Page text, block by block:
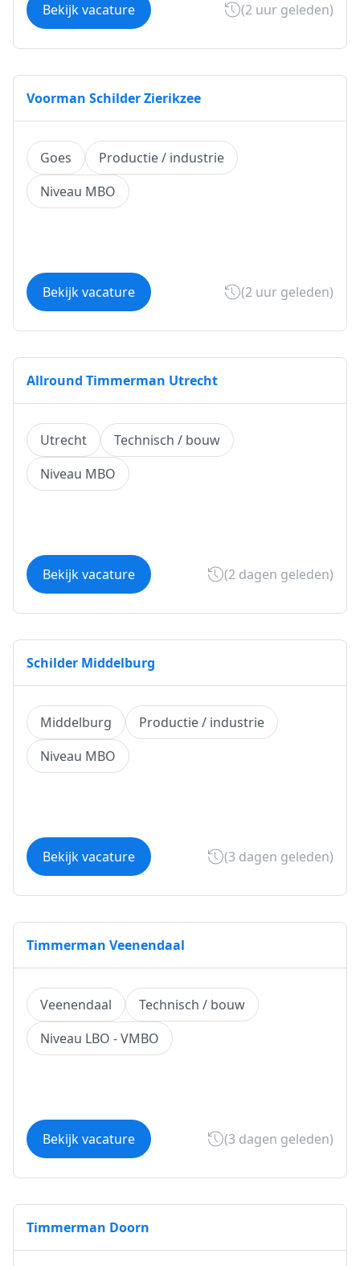
Bekijk vacature (2 uur geleden)
Voorman Schilder Zierikzee
Goes
Productie / industrie
Niveau MBO
Bekijk vacature (2 uur geleden)
Allround Timmerman Utrecht
Utrecht
Technisch / bouw
Niveau MBO
Bekijk vacature (2 dagen geleden)
Schilder Middelburg
Middelburg
Productie / industrie
Niveau MBO
Bekijk vacature (3 dagen geleden)
Timmerman Veenendaal
Veenendaal
Technisch / bouw
Niveau LBO - VMBO
Bekijk vacature (3 dagen geleden)
Timmerman Doorn